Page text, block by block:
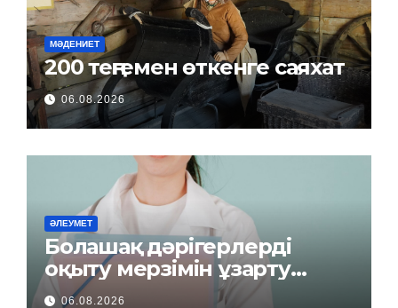
МӘДЕНИЕТ
200 теңгемен өткенге саяхат
06.08.2026
ӘЛЕУМЕТ
Болашақ дәрігерлерді
оқыту мерзімін ұзарту
керек пе?
06.08.2026